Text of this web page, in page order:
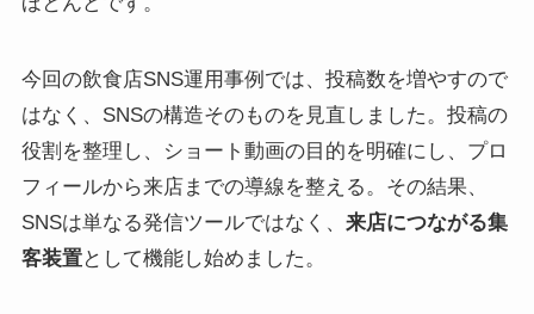
今回の飲食店SNS運用事例では、投稿数を増やすので
はなく、SNSの構造そのものを見直しました。投稿の
役割を整理し、ショート動画の目的を明確にし、プロ
フィールから来店までの導線を整える。その結果、
SNSは単なる発信ツールではなく、 来店につながる集
客装置として機能し始めました。